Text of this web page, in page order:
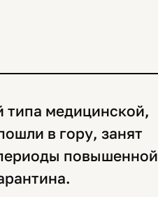
типа медицинской,
в гору, занят
повышенной